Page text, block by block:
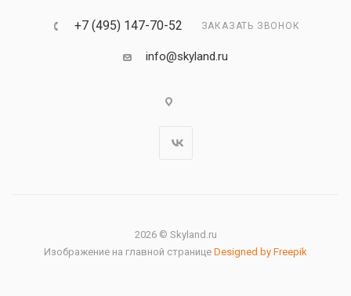
+7 (495) 147-70-52 ЗАКАЗАТЬ ЗВОНОК
info@skyland.ru
2026 © Skyland.ru
Изображение на главной странице Designed by Freepik